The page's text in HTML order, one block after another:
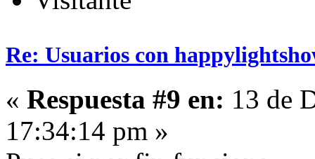
Re: Usuarios con
« Respuesta #9 en: 13 de
17:34:14 pm »